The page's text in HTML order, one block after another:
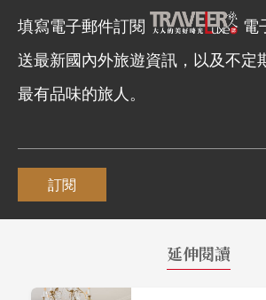
填寫電子郵件訂閱
電
送最新國內外旅遊資訊，以及不定
最有品味的旅人。
訂閱
延伸閱讀